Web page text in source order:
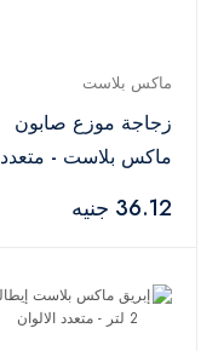
ماكس بلاست
زجاجة موزع صابون
ماكس بلاست - متعدد
36.12 جنيه